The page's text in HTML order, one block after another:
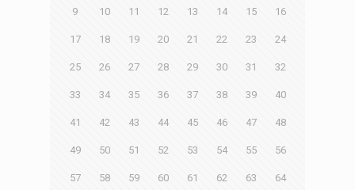
9 10 11 12 13 14 15 16
17 18 19 20 21 22 23 24
25 26 27 28 29 30 31 32
33 34 35 36 37 38 39 40
41 42 43 44 45 46 47 48
49 50 51 52 53 54 55 56
57 58 59 60 61 62 63 64